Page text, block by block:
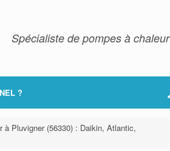
Spécialiste de pompes à chaleur
?
à Pluvigner (56330) : Daikin, Atlantic,